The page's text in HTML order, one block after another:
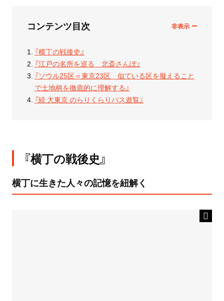
コンテンツ目次
『横丁の戦後史』
『江戸の名所を巡る 北斎さんぽ』
『ソウル25区＝東京23区 似ている区を擬えること
で土地柄を徹底的に理解する』
『続 大東京 のらりくらりバス遊覧』
『横丁の戦後史』
横丁に生きた人々の記憶を紐解く